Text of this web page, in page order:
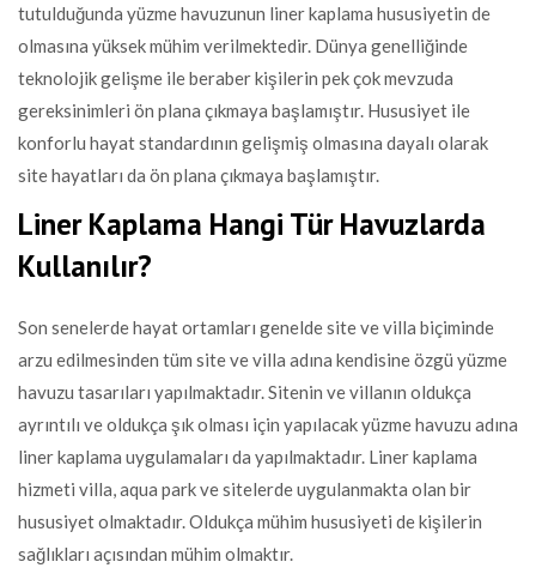
tutulduğunda yüzme havuzunun liner kaplama hususiyetin de
olmasına yüksek mühim verilmektedir. Dünya genelliğinde
teknolojik gelişme ile beraber kişilerin pek çok mevzuda
gereksinimleri ön plana çıkmaya başlamıştır. Hususiyet ile
konforlu hayat standardının gelişmiş olmasına dayalı olarak
site hayatları da ön plana çıkmaya başlamıştır.
Liner Kaplama Hangi Tür Havuzlarda
Kullanılır?
Son senelerde hayat ortamları genelde site ve villa biçiminde
arzu edilmesinden tüm site ve villa adına kendisine özgü yüzme
havuzu tasarıları yapılmaktadır. Sitenin ve villanın oldukça
ayrıntılı ve oldukça şık olması için yapılacak yüzme havuzu adına
liner kaplama uygulamaları da yapılmaktadır. Liner kaplama
hizmeti villa, aqua park ve sitelerde uygulanmakta olan bir
hususiyet olmaktadır. Oldukça mühim hususiyeti de kişilerin
sağlıkları açısından mühim olmaktır.